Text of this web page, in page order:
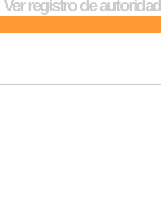
Ver registro de autoridad